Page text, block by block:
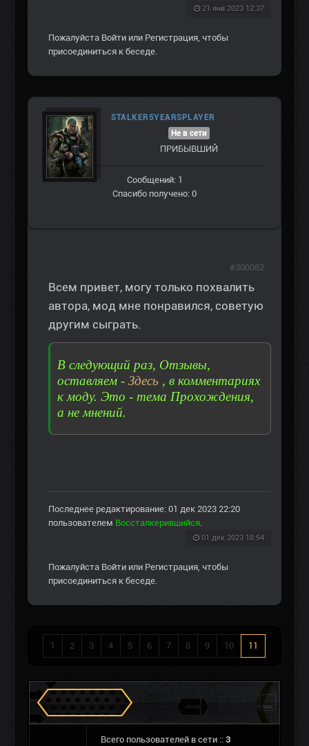
21 янв 2023 12:37
Пожалуйста Войти или Регистрация, чтобы
присоединиться к беседе.
STALKER5YEARSPLAYER
Не в сети
ПРИБЫВШИЙ
Сообщений: 1
Спасибо получено: 0
Всем привет, могу только похвалить
автора, мод мне понравился, советую
другим сыграть.
В следующий раз, Отзывы,
оставляем - Здесь , в комментариях
к моду. Это - тема Прохождения,
а не мнений.
Последнее редактирование: 01 дек 2023 22:20
пользователем Воссталкерившийся.
01 дек 2023 18:54
#300082
Пожалуйста Войти или Регистрация, чтобы
присоединиться к беседе.
1 2 3 4 5 6 7 8 9 10 11
Сталкеров в Зоне
Всего пользователей в сети :: 3